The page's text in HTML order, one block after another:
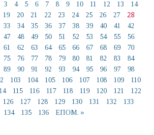
3 4 5 6 7 8 9 10 11 12 13
14
19 20 21 22 23 24 25 26 27 28
33 34 35 36 37 38 39 40 41
42
47 48 49 50 51 52 53 54 55
56
61 62 63 64 65 66 67 68 69
70
75 76 77 78 79 80 81 82 83
84
89 90 91 92 93 94 95 96 97
98
103 104 105 106 107 108 109
110
115 116 117 118 119 120 121
122
126 127 128 129 130 131 132
133
134
135 136 ΕΠΟΜ. »